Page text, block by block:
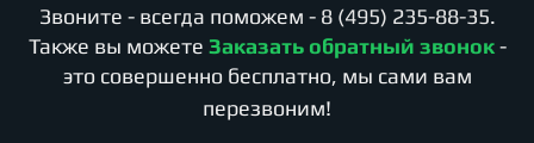
Звоните - всегда поможем - 8 (495) 235-88-35.
Также вы можете Заказать обратный звонок -
это совершенно бесплатно, мы сами вам
перезвоним!